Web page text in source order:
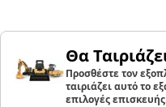
Θα
Προσθέστε τον
ταιριάζει αυτό το
επιλογές